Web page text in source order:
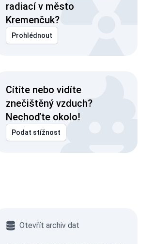
radiací v město
Kremenčuk?
Prohlédnout
Cítíte nebo vidíte
znečištěný vzduch?
Nechoďte okolo!
Podat stížnost
Otevřít archiv dat